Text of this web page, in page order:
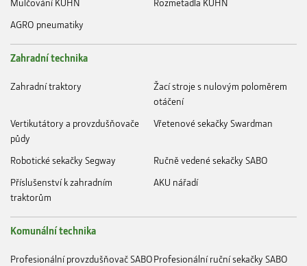
AGRO pneumatiky
Zahradní technika
Zahradní traktory
Žací stroje s nulovým poloměrem
otáčení
Vertikutátory a provzdušňovače
půdy
Vřetenové sekačky Swardman
Robotické sekačky Segway
Ručně vedené sekačky SABO
Příslušenství k zahradním
traktorům
AKU nářadí
Komunální technika
Profesionální provzdušňovač SABOProfesionální ruční sekačky SABO